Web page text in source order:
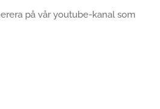
på vår youtube-kanal som